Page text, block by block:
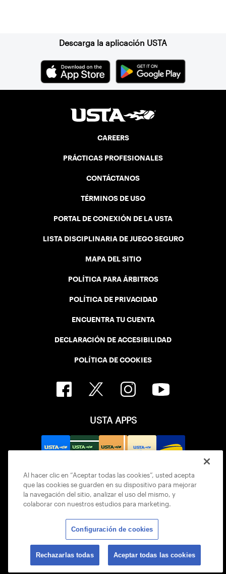
Descarga la aplicación USTA
CAREERS
PRÁCTICAS PROFESIONALES
CONTÁCTANOS
TÉRMINOS DE USO
PORTAL DE CONEXIÓN DE LA USTA
LISTA DISCIPLINARIA DE JUEGO SEGURO
MAPA DEL SITIO
POLÍTICA PARA ÁRBITROS
POLÍTICA DE PRIVACIDAD
ENCUENTRA TU CUENTA
DECLARACIÓN DE ACCESIBILIDAD
POLÍTICA DE COOKIES
USTA APPS
© 2026 USTA ALL RIGHTS RESERVED
Al hacer clic en “Aceptar todas las cookies”, usted acepta
que las cookies se guarden en su dispositivo para mejorar
la navegación del sitio, analizar el uso del mismo, y
colaborar con nuestros estudios para marketing.
Configuración de cookies
Rechazarlas todas Aceptar todas las cookies